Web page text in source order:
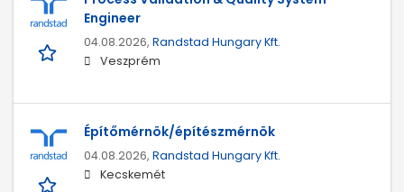
Engineer
04.08.2026, Randstad Hungary Kft.
Veszprém
Építőmérnök/építészmérnök
04.08.2026, Randstad Hungary Kft.
Kecskemét